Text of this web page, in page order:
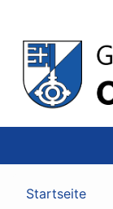
Startseite